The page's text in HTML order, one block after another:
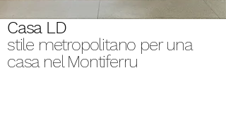
Casa LD
stile metropolitano per una
casa nel Montiferru